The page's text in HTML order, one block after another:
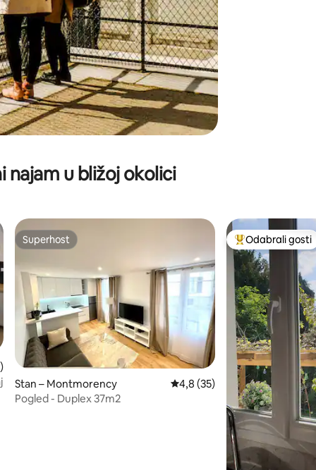
najam u bližoj okolici
gosti”
4,95/5, recenzija: 133
Superhost
Superhost
Stan – Montmorency Prosječna ocjena: 4,8/5,
4,8 (35)
Pogled - Duplex 37m2
Među najviše
Odabrali gosti